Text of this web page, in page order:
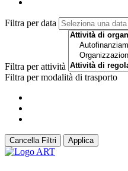
Filtra per data
Filtra per attività
Filtra per modalità di trasporto
Cancella Filtri Applica